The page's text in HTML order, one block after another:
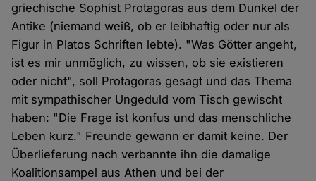
griechische Sophist Protagoras aus dem Dunkel der
Antike (niemand weiß, ob er leibhaftig oder nur als
Figur in Platos Schriften lebte). "Was Götter angeht,
ist es mir unmöglich, zu wissen, ob sie existieren
oder nicht", soll Protagoras gesagt und das Thema
mit sympathischer Ungeduld vom Tisch gewischt
haben: "Die Frage ist konfus und das menschliche
Leben kurz." Freunde gewann er damit keine. Der
Überlieferung nach verbannte ihn die damalige
Koalitionsampel aus Athen und bei der